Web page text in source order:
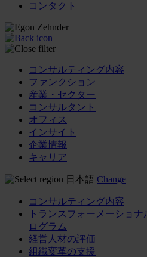
コンタクト
コンサルティング内容
ファンクション
産業・セクター
コンサルタント
オフィス
インサイト
企業情報
キャリア
日本語 Change
コンサルティング内容
トランスフォーメーショ
ログラム
経営人材の評価
組織変革の支援